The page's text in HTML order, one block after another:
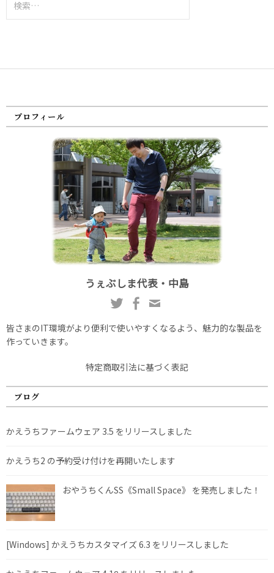
索:
プロフィール
うぇぶしま代表・中島
皆さまのIT環境がより便利で使いやすくなるよう、魅力的な製品を
作っていきます。
特定商取引法に基づく表記
ブログ
かえうちファームウェア 3.5 をリリースしました
かえうち2 の予約受け付けを再開いたします
おやうちくんSS《Small Space》 を発売しました！
[Windows] かえうちカスタマイズ 6.3 をリリースしました